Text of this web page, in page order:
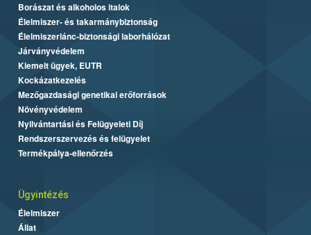
Borászat és alkoholos italok
Élelmiszer- és takarmánybiztonság
Élelmiszerlánc-biztonsági laborhálózat
Járványvédelem
Kiemelt ügyek, EUTR
Kockázatkezelés
Mezőgazdasági genetikai erőforrások
Növényvédelem
Nyilvántartási és Felügyeleti Díj
Rendszerszervezés és felügyelet
Termékpálya-ellenőrzés
Ügyintézés
Élelmiszer
Állat